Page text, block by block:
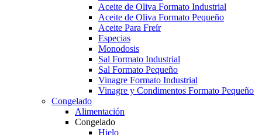
Aceite de Oliva Formato Industrial
Aceite de Oliva Formato Pequeño
Aceite Para Freír
Especias
Monodosis
Sal Formato Industrial
Sal Formato Pequeño
Vinagre Formato Industrial
Vinagre y Condimentos Formato Pequeño
Congelado
Alimentación
Congelado
Hielo